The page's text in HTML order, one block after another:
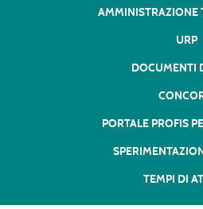
AMMINISTRAZIONE
URP
DOCUMENTI
PORTALE PROFIS
TEMPI DI